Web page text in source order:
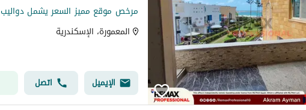
المعمورة، الإسكندرية
الإيميل اتصل